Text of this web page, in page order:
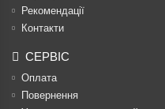
Рекомендації
Контакти
СЕРВІС
Оплата
Повернення